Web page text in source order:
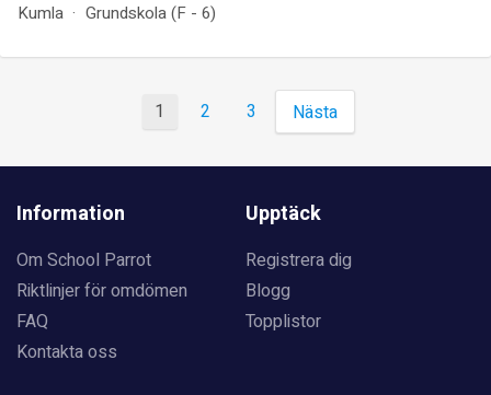
Kumla Grundskola (F - 6)
1 2 3 Nästa
Information
Om School Parrot
Riktlinjer för omdömen
FAQ
Kontakta oss
Upptäck
Registrera dig
Blogg
Topplistor